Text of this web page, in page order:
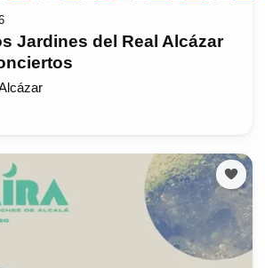
Jardines del Real Alcázar